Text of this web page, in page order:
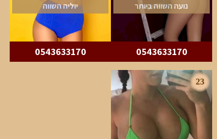
נועה השווה ביותר
0543633170
יוליה השווה
0543633170
23